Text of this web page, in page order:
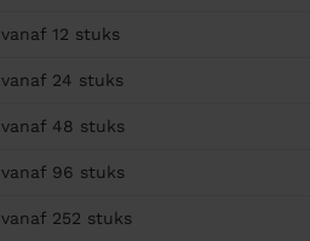
vanaf 12 stuks
vanaf 24 stuks
vanaf 48 stuks
vanaf 96 stuks
vanaf 252 stuks